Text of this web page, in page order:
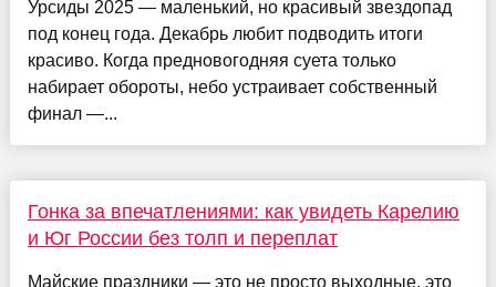
Урсиды 2025 — маленький, но красивый звездопад
под конец года. Декабрь любит подводить итоги
красиво. Когда предновогодняя суета только
набирает обороты, небо устраивает собственный
финал —...
Гонка за впечатлениями: как увидеть Карелию
и Юг России без толп и переплат
Майские праздники — это не просто выходные, это